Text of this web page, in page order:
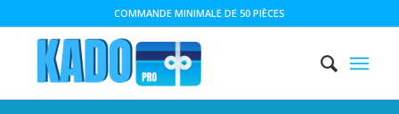
COMMANDE MINIMALE DE 50 PIÈCES